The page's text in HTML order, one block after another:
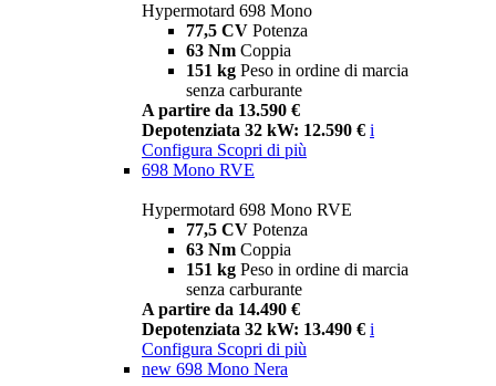
Hypermotard 698 Mono
77,5 CV Potenza
63 Nm Coppia
151 kg Peso in ordine di marcia
senza carburante
A partire da 13.590 €
Depotenziata 32 kW: 12.590 € i
Configura Scopri di più
698 Mono RVE
Hypermotard 698 Mono RVE
77,5 CV Potenza
63 Nm Coppia
151 kg Peso in ordine di marcia
senza carburante
A partire da 14.490 €
Depotenziata 32 kW: 13.490 € i
Configura Scopri di più
new 698 Mono Nera